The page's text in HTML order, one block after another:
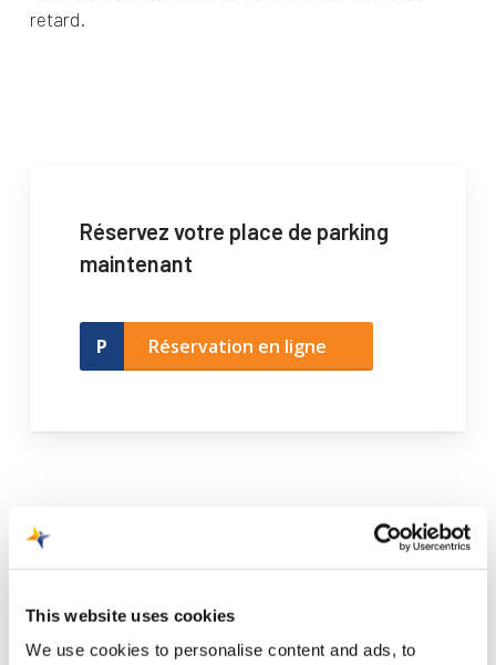
This website uses cookies
We use cookies to personalise content and ads, to
retard.
Réservez votre place de parking
maintenant
Réservation en ligne